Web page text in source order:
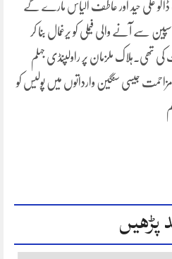
علی حید اور عاطف الیاس مارے گے
سے آنے والی فیملی کو یرغمال بنا کر
تھی۔ہلاک ملزمان پر راولپنڈی جہلم
جیسی سنگین وارداتوں میں پولیس کو
پڑھیں